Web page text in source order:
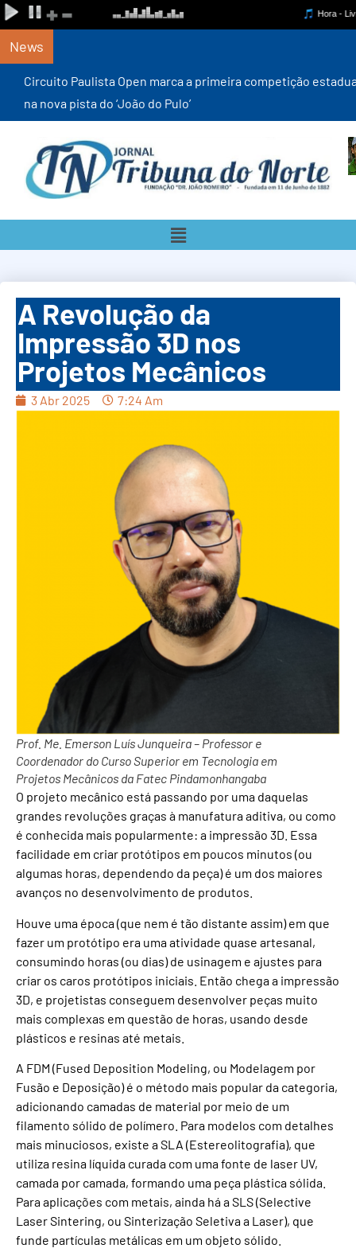
News
Circuito Paulista Open marca a primeira competição estadual
na nova pista do ‘João do Pulo’
A Revolução da
Impressão 3D nos
Projetos Mecânicos
3 Abr 2025 7:24 Am
Prof. Me. Emerson Luís Junqueira – Professor e
Coordenador do Curso Superior em Tecnologia em
Projetos Mecânicos da Fatec Pindamonhangaba
O projeto mecânico está passando por uma daquelas
grandes revoluções graças à manufatura aditiva, ou como
é conhecida mais popularmente: a impressão 3D. Essa
facilidade em criar protótipos em poucos minutos (ou
algumas horas, dependendo da peça) é um dos maiores
avanços no desenvolvimento de produtos.
Houve uma época (que nem é tão distante assim) em que
fazer um protótipo era uma atividade quase artesanal,
consumindo horas (ou dias) de usinagem e ajustes para
criar os caros protótipos iniciais. Então chega a impressão
3D, e projetistas conseguem desenvolver peças muito
mais complexas em questão de horas, usando desde
plásticos e resinas até metais.
A FDM (Fused Deposition Modeling, ou Modelagem por
Fusão e Deposição) é o método mais popular da categoria,
adicionando camadas de material por meio de um
filamento sólido de polímero. Para modelos com detalhes
mais minuciosos, existe a SLA (Estereolitografia), que
utiliza resina líquida curada com uma fonte de laser UV,
camada por camada, formando uma peça plástica sólida.
Para aplicações com metais, ainda há a SLS (Selective
Laser Sintering, ou Sinterização Seletiva a Laser), que
funde partículas metálicas em um objeto sólido.